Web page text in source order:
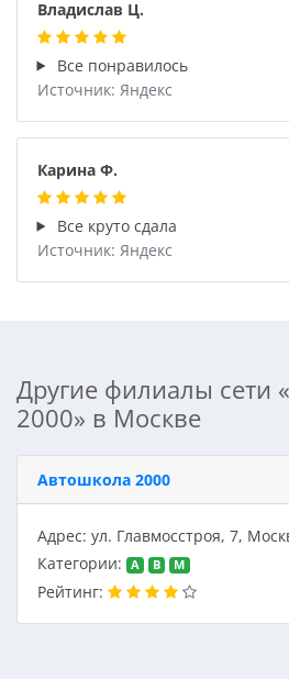
Владислав Ц.
Все понравилось
Источник: Яндекс
Карина Ф.
Все круто сдала
Источник: Яндекс
Другие филиалы сети
2000» в Москве
Автошкола 2000
Адрес: ул. Главмосстроя, 7,
Категории:
A B M
Рейтинг: